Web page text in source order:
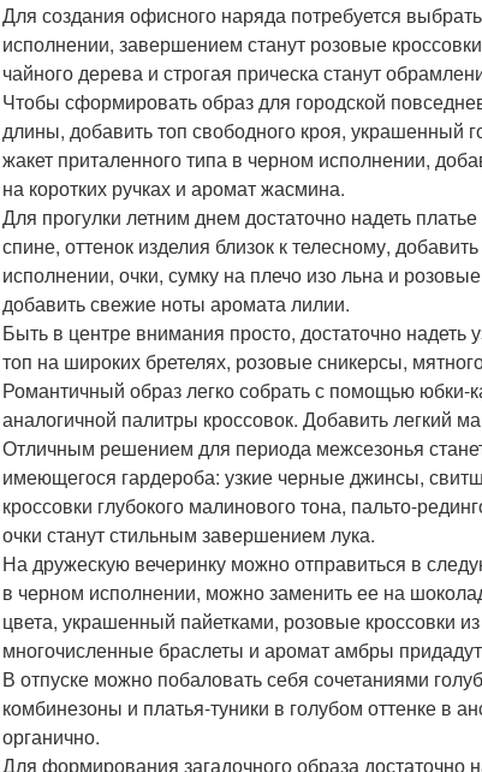
Для создания офисного наряда потребуется
исполнении, завершением станут розовые
чайного дерева и строгая прическа станут
Чтобы сформировать образ для городской
длины, добавить топ свободного кроя, украшенный
жакет приталенного типа в черном исполнении,
на коротких ручках и аромат жасмина.
Для прогулки летним днем достаточно надеть
спине, оттенок изделия близок к телесному,
исполнении, очки, сумку на плечо изо льна и
добавить свежие ноты аромата лилии.
Быть в центре внимания просто, достаточно
топ на широких бретелях, розовые сникерсы,
Романтичный образ легко собрать с помощью юбки-
аналогичной палитры кроссовок. Добавить легкий
Отличным решением для периода межсезонья
имеющегося гардероба: узкие черные джинсы,
кроссовки глубокого малинового тона, пальто-
очки станут стильным завершением лука.
На дружескую вечеринку можно отправиться в
в черном исполнении, можно заменить ее на
цвета, украшенный пайетками, розовые кроссовки
многочисленные браслеты и аромат амбры
В отпуске можно побаловать себя сочетаниями
комбинезоны и платья-туники в голубом оттенке в
органично.
Для формирования загадочного образа достаточно